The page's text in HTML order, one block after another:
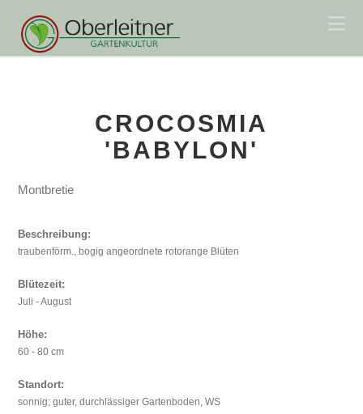
CROCOSMIA
'BABYLON'
Montbretie
Beschreibung:
traubenförm., bogig angeordnete rotorange Blüten
Blütezeit:
Juli - August
Höhe:
60 - 80 cm
Standort:
sonnig; guter, durchlässiger Gartenboden, WS